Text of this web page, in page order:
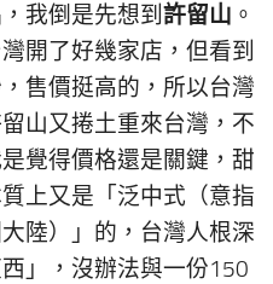
我倒是先想到 許留山 。
開了好幾家店，但看到
售價挺高的，所以台灣
山又捲土重來台灣，不
覺得價格還是關鍵，甜
上又是「泛中式（意指
陸）」的，台灣人根深
」，沒辦法與一份150